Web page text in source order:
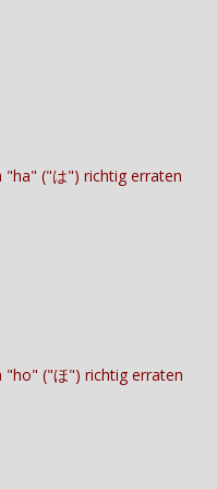
"ha" ("は") richtig erraten
"ho" ("ほ") richtig erraten